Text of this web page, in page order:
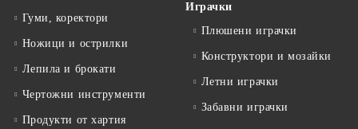
Гуми, коректори
Ножици и острилки
Лепила и брокати
Чертожни инструменти
Продукти от хартия
Играчки
Плюшени играчки
Конструктори и мозайки
Летни играчки
Забавни играчки